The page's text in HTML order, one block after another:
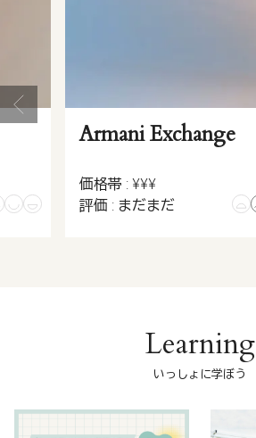
Armani Exchange
価格帯 : ¥¥¥
評価 : まだまだ
Learning
いっしょに学ぼう